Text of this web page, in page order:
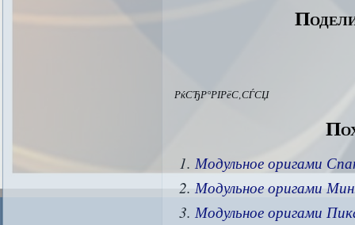
РќСЂР°РІРёС‚СЃСЏ
Модульное оригами
Модульное оригами
Модульное оригами